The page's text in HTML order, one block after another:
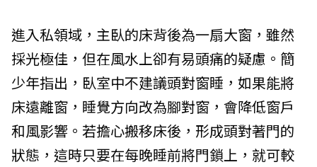
進入私領域，主臥的床背後為一扇大窗，雖然
採光極佳，但在風水上卻有易頭痛的疑慮。簡
少年指出，臥室中不建議頭對窗睡，如果能將
床遠離窗，睡覺方向改為腳對窗，會降低窗戶
和風影響。若擔心搬移床後，形成頭對著門的
狀態，這時只要在每晚睡前將門鎖上，就可較